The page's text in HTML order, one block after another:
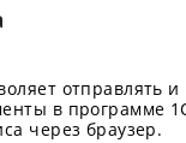
отправлять
в программе
через браузер.